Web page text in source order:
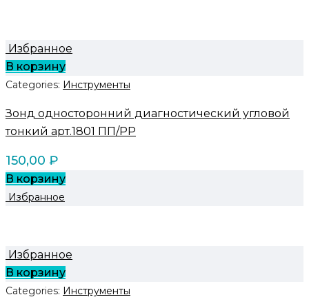
Избранное
В корзину
Categories: Инструменты
Зонд односторонний диагностический угловой
тонкий арт.1801 ПП/PP
150,00 ₽
В корзину
Избранное
Избранное
В корзину
Categories: Инструменты